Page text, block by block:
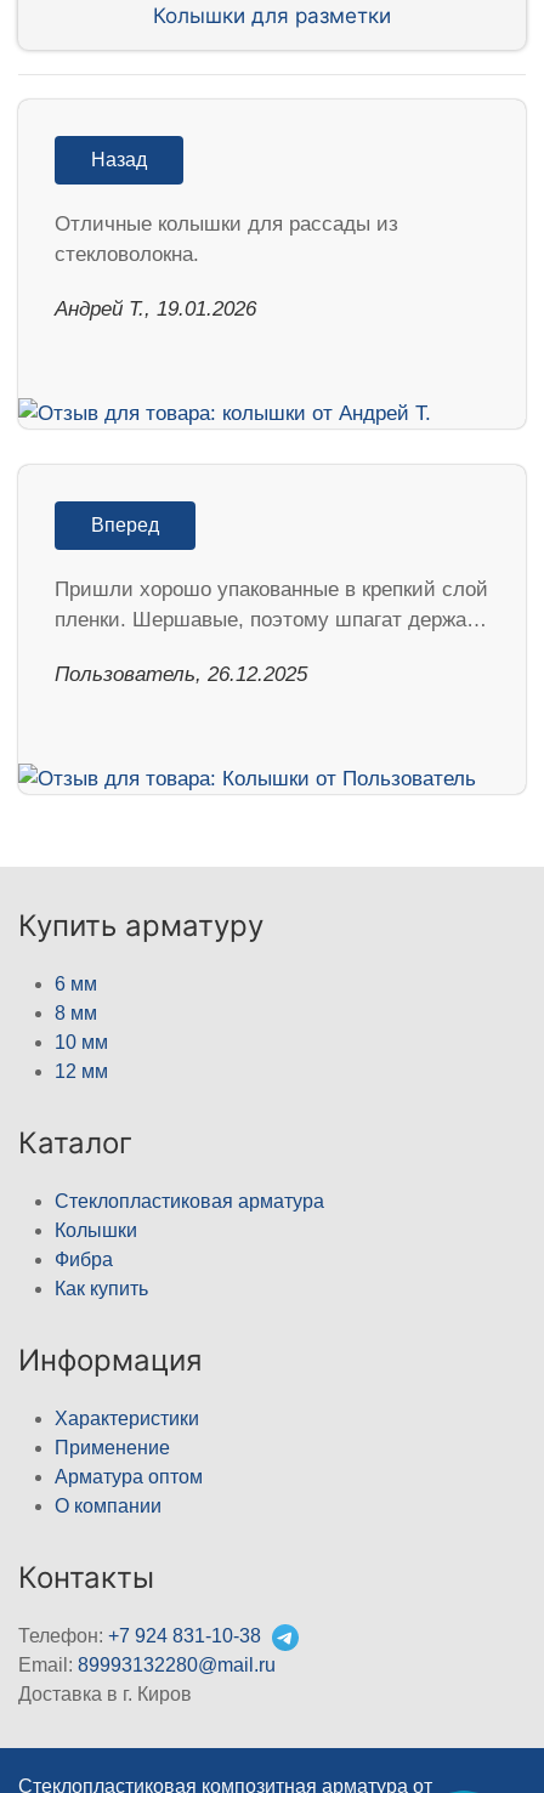
Колышки для разметки
Назад
Отличные колышки для рассады из
стекловолокна.
Андрей Т., 19.01.2026
Вперед
Пришли хорошо упакованные в крепкий слой
пленки. Шершавые, поэтому шпагат держа…
Пользователь, 26.12.2025
Купить арматуру
6 мм
8 мм
10 мм
12 мм
Каталог
Стеклопластиковая арматура
Колышки
Фибра
Как купить
Информация
Характеристики
Применение
Арматура оптом
О компании
Контакты
Телефон: +7 924 831-10-38
Email: 89993132280@mail.ru
Доставка в г. Киров
Стеклопластиковая композитная арматура от